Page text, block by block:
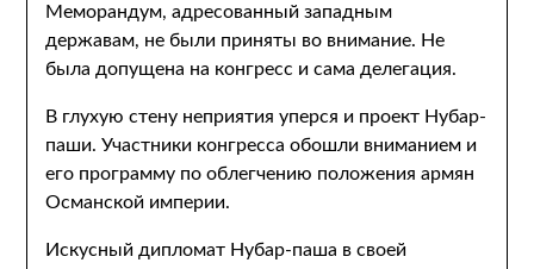
Меморандум, адресованный западным
державам, не были приняты во внимание. Не
была допущена на конгресс и сама делегация.
В глухую стену неприятия уперся и проект Нубар-
паши. Участники конгресса обошли вниманием и
его программу по облегчению положения армян
Османской империи.
Искусный дипломат Нубар-паша в своей